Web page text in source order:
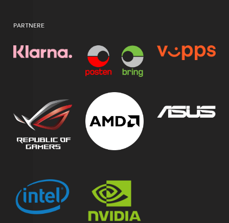
PARTNERE